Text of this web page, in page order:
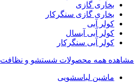
بخاری گازی
بخاری گازی سنگرکار
کولر آبی
کولر آبی آبسال
کولر آبی سنگرکار
مشاهده همه محصولات شستشو و نظافت
ماشین لباسشویی